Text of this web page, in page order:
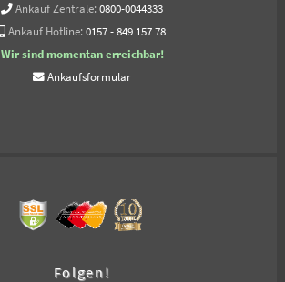
Ankauf Zentrale: 0800-0044333
Ankauf Hotline: 0157 - 849 157 78
Wir sind momentan erreichbar!
Ankaufsformular
Folgen!